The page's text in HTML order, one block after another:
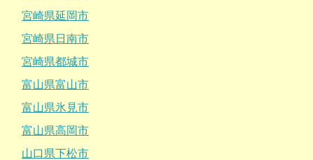
宮崎県延岡市
宮崎県日南市
宮崎県都城市
富山県富山市
富山県氷見市
富山県高岡市
山口県下松市